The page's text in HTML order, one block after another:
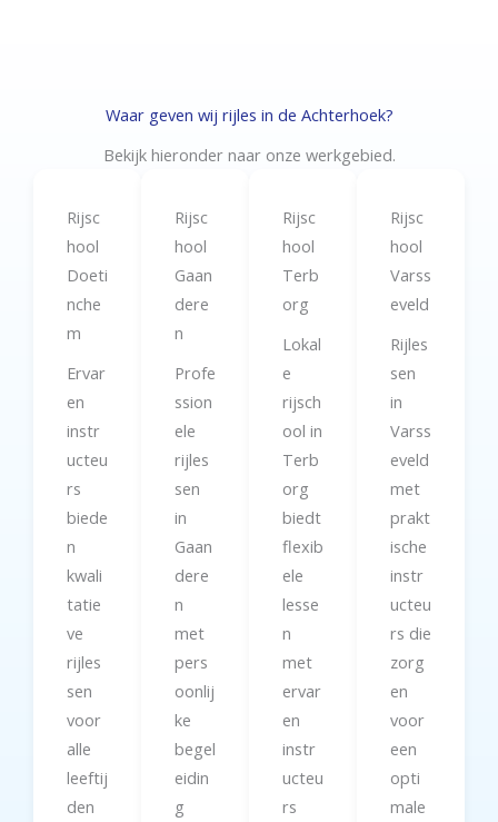
Waar geven wij rijles in de Achterhoek?
Bekijk hieronder naar onze werkgebied.
Rijsc
hool
Doeti
nche
m
Ervar
en
instr
ucteu
rs
biede
n
kwali
tatie
ve
rijles
sen
voor
alle
leeftij
den
Rijsc
hool
Gaan
dere
n
Profe
ssion
ele
rijles
sen
in
Gaan
dere
n
met
pers
oonlij
ke
begel
eidin
g
Rijsc
hool
Terb
org
Lokal
e
rijsch
ool in
Terb
org
biedt
flexib
ele
lesse
n
met
ervar
en
instr
ucteu
rs
Rijsc
hool
Varss
eveld
Rijles
sen
in
Varss
eveld
met
prakt
ische
instr
ucteu
rs die
zorg
en
voor
een
opti
male